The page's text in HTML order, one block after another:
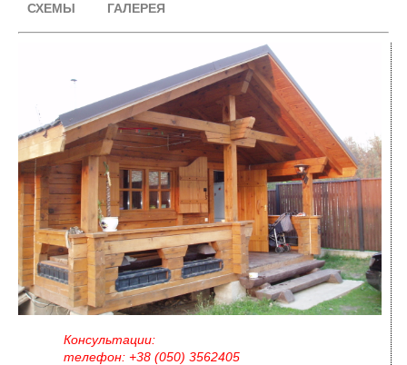
СХЕМЫ ГАЛЕРЕЯ
Консультации:
телефон: +38 (050) 3562405